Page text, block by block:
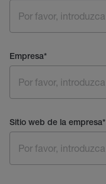
Empresa*
Sitio web de la empresa*